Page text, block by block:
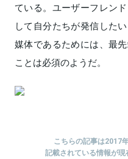
ている。ユーザーフレン
して自分たちが発信した
媒体であるためには、最
ことは必須のようだ。
こちらの記事は2017
記載されている情報が現